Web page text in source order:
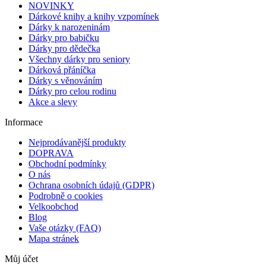
NOVINKY
Dárkové knihy a knihy vzpomínek
Dárky k narozeninám
Dárky pro babičku
Dárky pro dědečka
Všechny dárky pro seniory
Dárková přáníčka
Dárky s věnováním
Dárky pro celou rodinu
Akce a slevy
Informace
Nejprodávanější produkty
DOPRAVA
Obchodní podmínky
O nás
Ochrana osobních údajů (GDPR)
Podrobně o cookies
Velkoobchod
Blog
Vaše otázky (FAQ)
Mapa stránek
Můj účet